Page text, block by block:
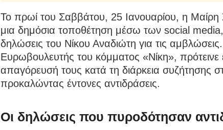
Το πρωί του Σαββάτου, 25 Ιανουαρίου, η Μαίρη
μια δημόσια τοποθέτηση μέσω των social media,
δηλώσεις του Νίκου Αναδιώτη για τις
Ευρωβουλευτής του κόμματος «Νίκη»,
απαγόρευσή τους κατά τη διάρκεια συζήτησης
προκαλώντας έντονες αντιδράσεις.
Οι δηλώσεις που πυροδότησαν